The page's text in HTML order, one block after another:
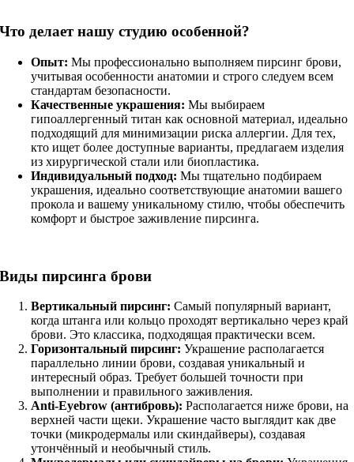
Что делает нашу студию особенной?
Опыт:Мы профессионально выполняем пирсинг брови,
учитывая особенности анатомии и строго следуем всем
стандартам безопасности.
Качественные украшения: Мы выбираем
гипоаллергенный титан как основной материал, идеально
подходящий для минимизации риска аллергии. Для тех,
кто ищет более доступные варианты, предлагаем изделия
из хирургической стали или биопластика.
Индивидуальный подход: Мы тщательно подбираем
украшения, идеально соответствующие анатомии вашего
прокола и вашему уникальному стилю, чтобы обеспечить
комфорт и быстрое заживление пирсинга.
Виды пирсинга брови
Вертикальный пирсинг: Самый популярный вариант,
когда штанга или кольцо проходят вертикально через край
брови. Это классика, подходящая практически всем.
Горизонтальный пирсинг: Украшение располагается
параллельно линии брови, создавая уникальный и
интересный образ. Требует большей точности при
выполнении и правильного заживления.
Anti-Eyebrow (антибровь): Располагается ниже брови, на
верхней части щеки. Украшение часто выглядит как две
точки (микродермалы или скиндайверы), создавая
утончённый и необычный стиль.